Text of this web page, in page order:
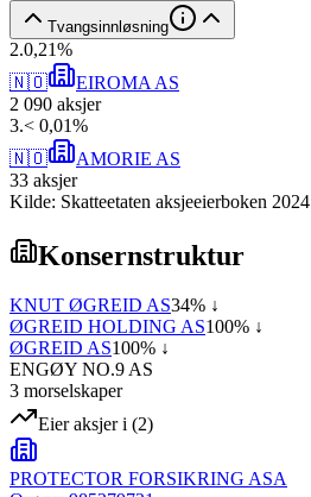
Tvangsinnløsning
2.0,21%
🇳🇴
EIROMA AS
2 090 aksjer
3.< 0,01%
🇳🇴
AMORIE AS
33 aksjer
Kilde: Skatteetaten aksjeeierboken 2024
Konsernstruktur
KNUT ØGREID AS34% ↓
ØGREID HOLDING AS100% ↓
ØGREID AS100% ↓
ENGØY NO.9 AS
3 morselskaper
Eier aksjer i (2)
PROTECTOR FORSIKRING ASA